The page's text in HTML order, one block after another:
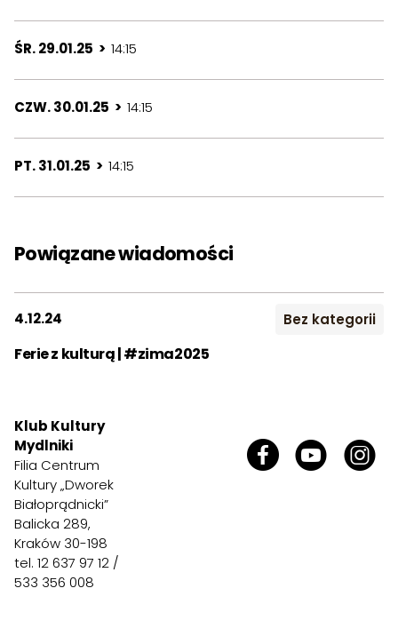
ŚR. 29.01.25 > 14:15
CZW. 30.01.25 > 14:15
PT. 31.01.25 > 14:15
Powiązane wiadomości
Ferie z kulturą | #zima2025
4.12.24 Bez kategorii
Klub Kultury
Mydlniki
Filia Centrum
Kultury „Dworek
Białoprądnicki”
Balicka 289,
Kraków 30-198
tel. 12 637 97 12 /
533 356 008